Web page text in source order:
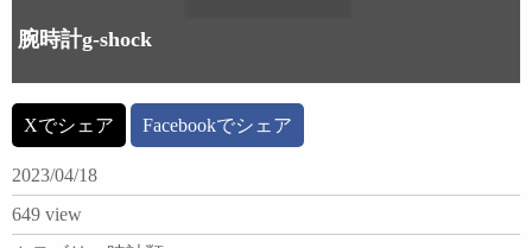
腕時計g-shock
Xでシェア Facebookでシェア
2023/04/18
649 view